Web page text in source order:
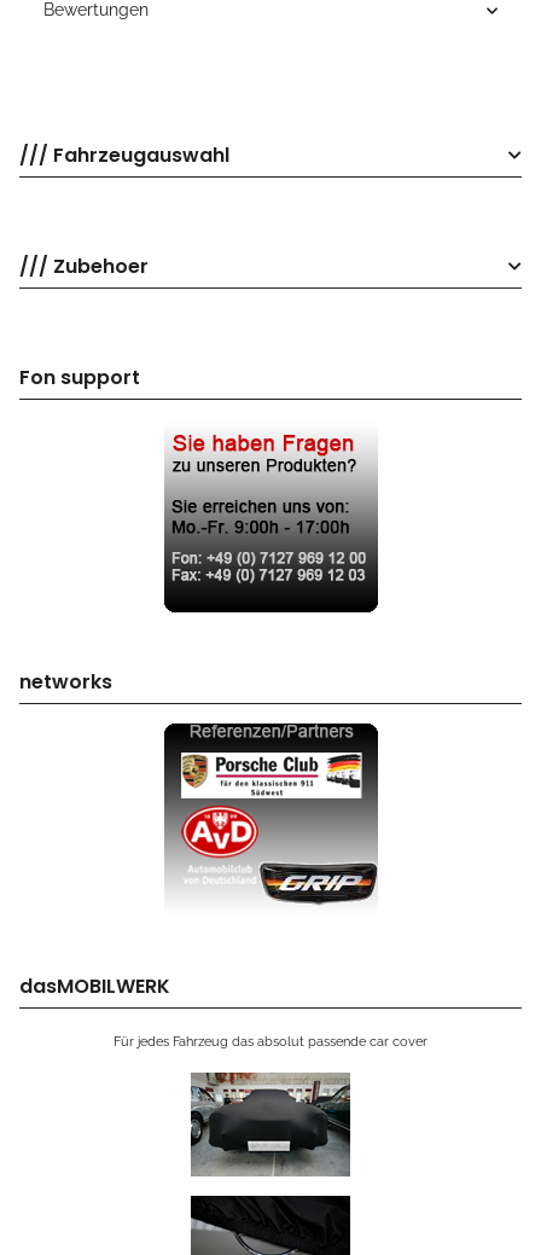
Bewertungen
/// Fahrzeugauswahl
/// Zubehoer
Fon support
networks
dasMOBILWERK
Für jedes Fahrzeug das absolut passende car cover